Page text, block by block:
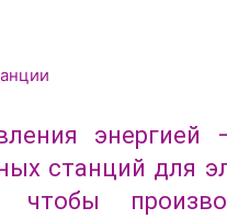
энергией
станций для
чтобы